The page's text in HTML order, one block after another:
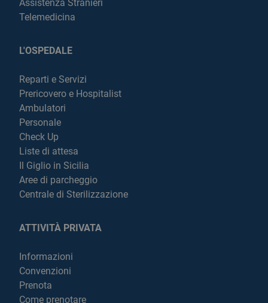
Assistenza Stranieri
Telemedicina
L'OSPEDALE
Reparti e Servizi
Prericovero e Hospitalist
Ambulatori
Personale
Check Up
Liste di attesa
Il Giglio in Sicilia
Aree di parcheggio
Centrale di Sterilizzazione
ATTIVITÀ PRIVATA
Informazioni
Convenzioni
Prenota
Come prenotare